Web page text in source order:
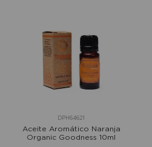
DPH64621
Aceite Aromático Naranja
Organic Goodness 10ml